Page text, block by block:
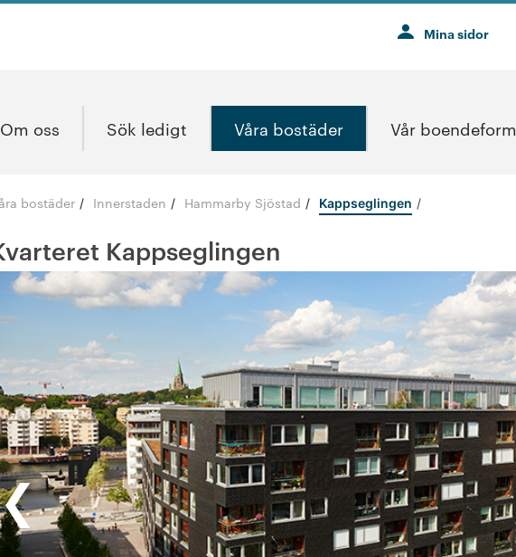
Mina sidor
Om oss Sök ledigt Våra bostäder Vår boendeform
bostäder / Innerstaden / Hammarby Sjöstad / Kappseglingen
Kappseglingen
❮